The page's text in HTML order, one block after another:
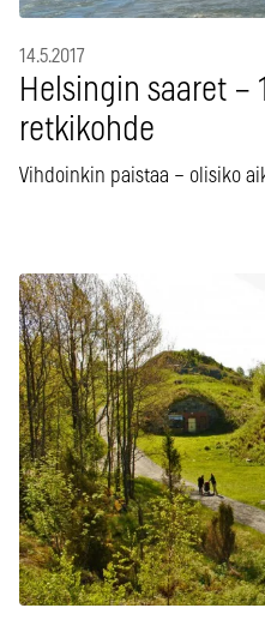
14.5.2017
Helsingin saaret –
retkikohde
Vihdoinkin paistaa – olisiko